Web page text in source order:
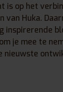
is op het
van Huka.
inspirerende
je mee te
nieuwste